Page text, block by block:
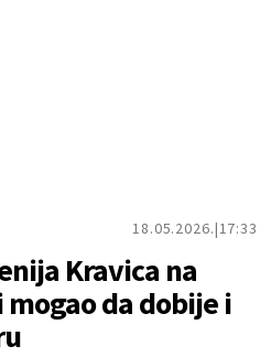
18.05.2026. 17:33
Kravica na
mogao da dobije i